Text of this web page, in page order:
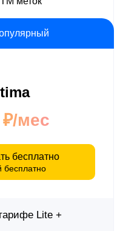
₽/мес
бесплатно
бесплатно
Lite +